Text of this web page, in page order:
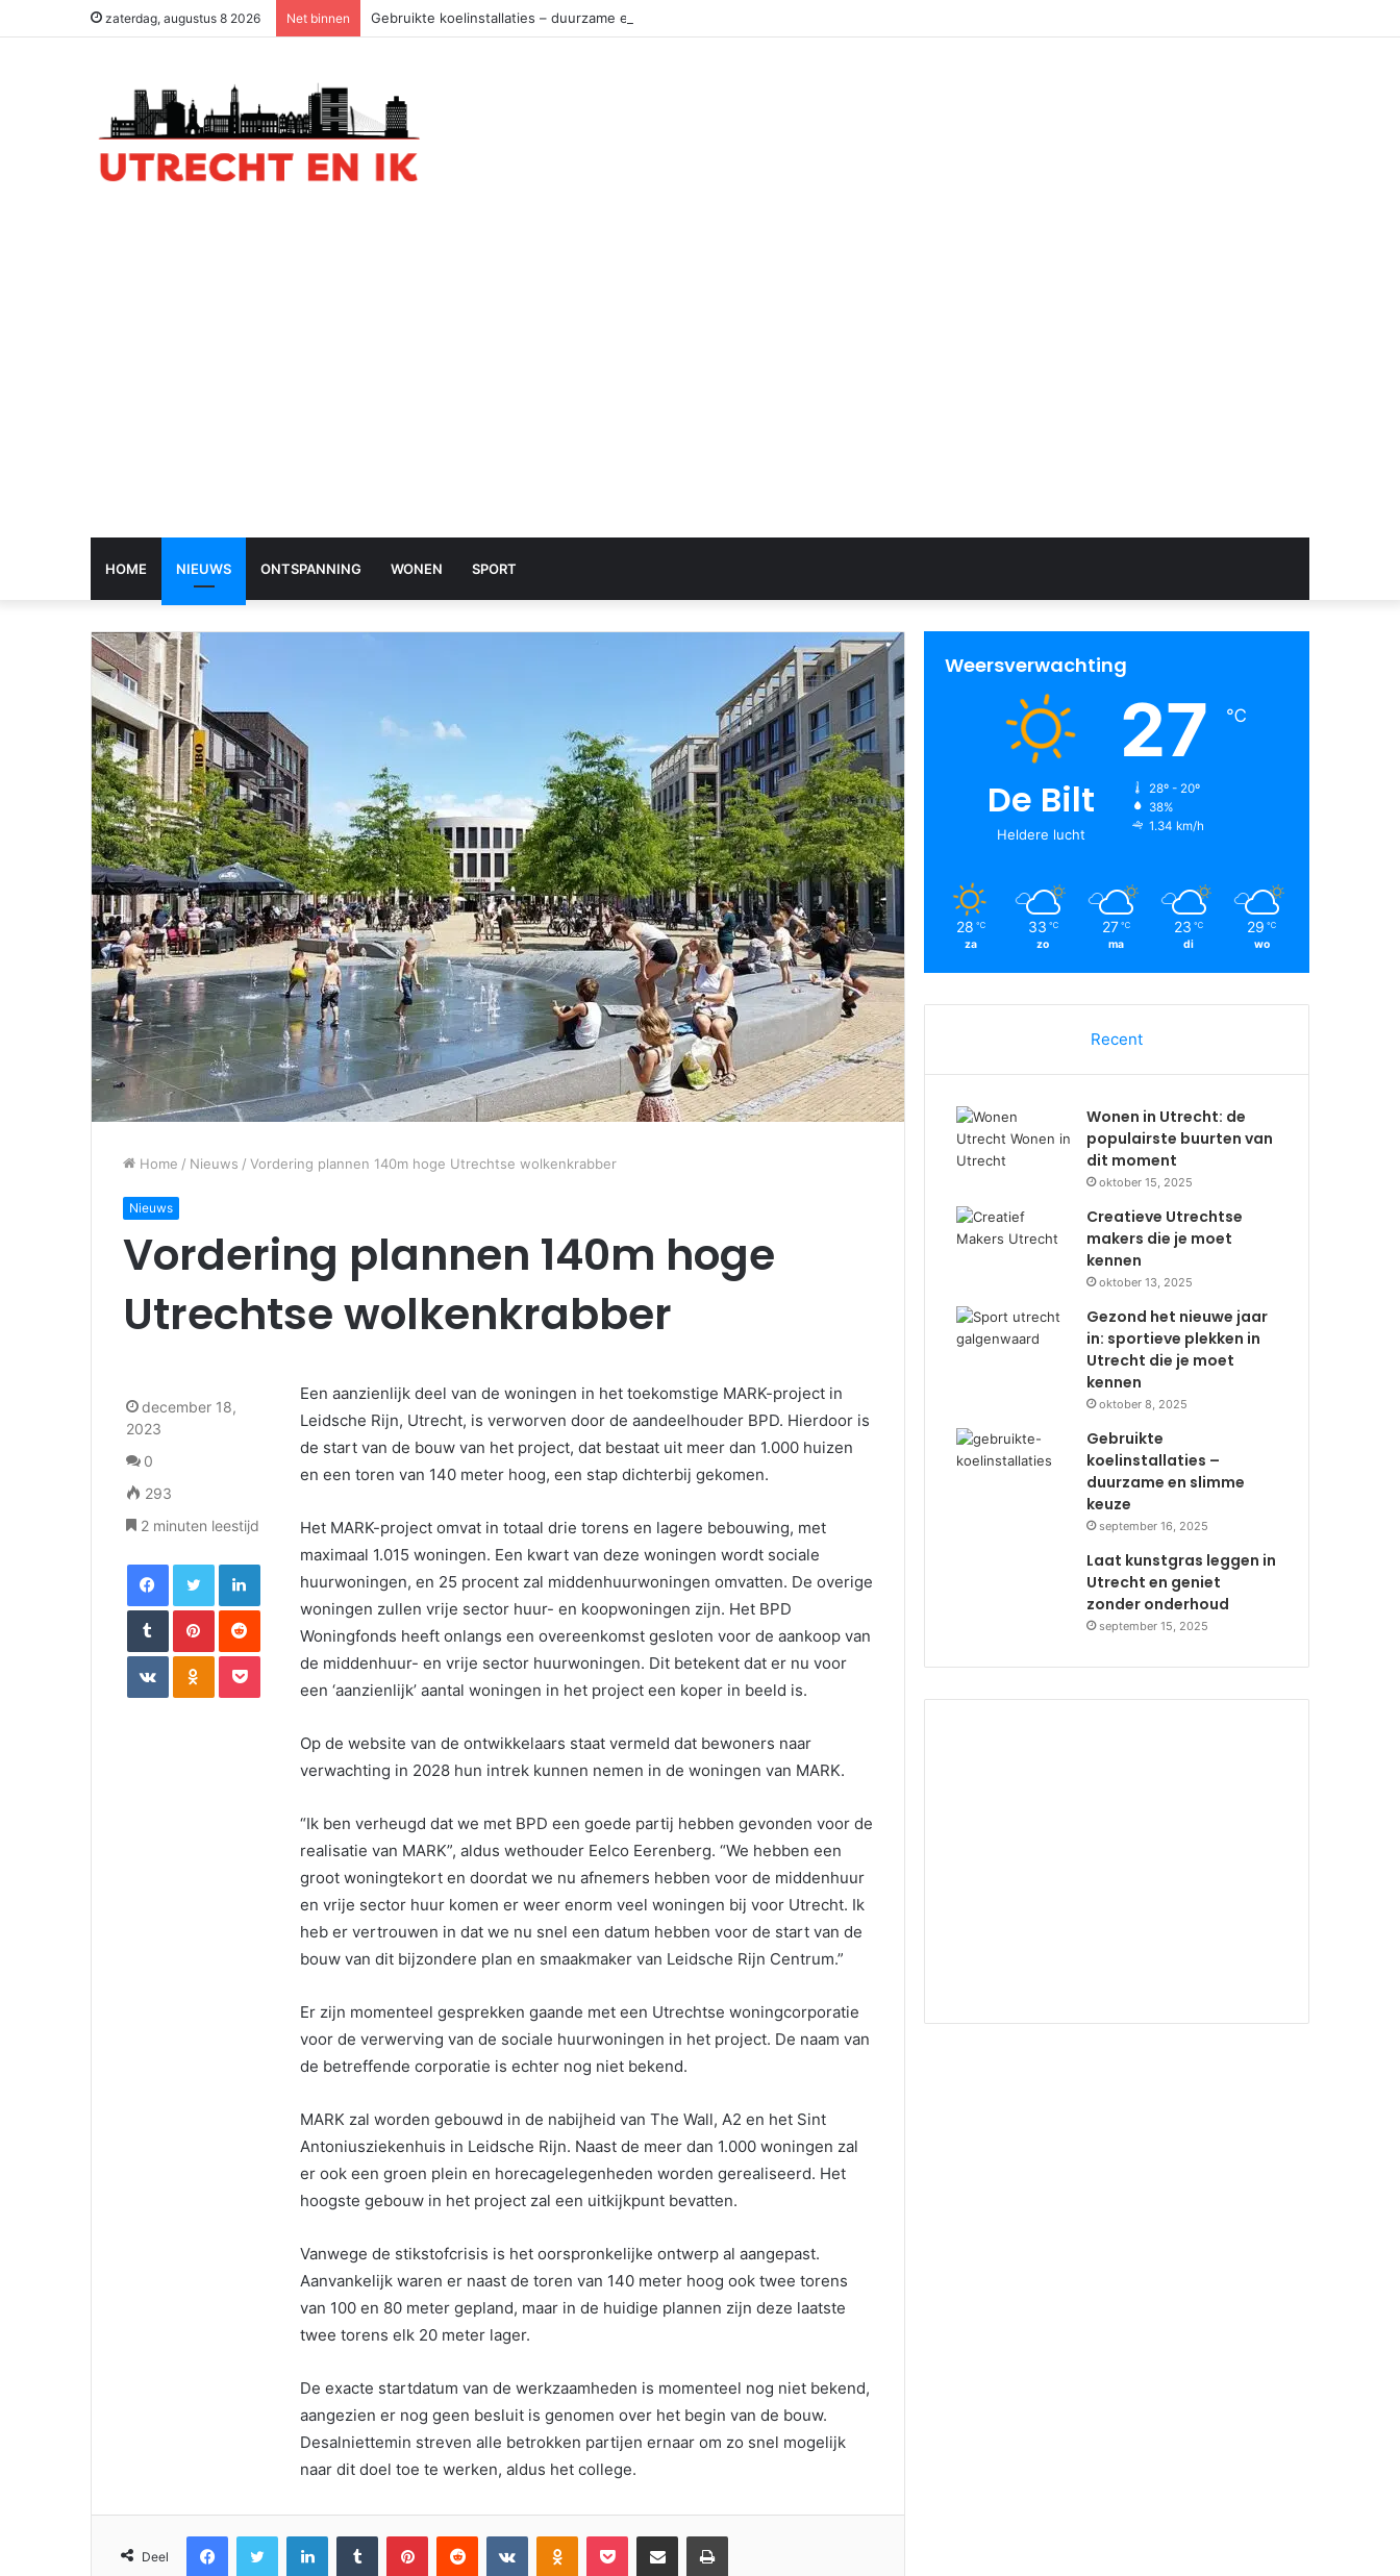
zaterdag, augustus 8 2026 Net binnen Gebruikte koelinstallaties – duurzame en slimme keuze
HOME NIEUWS ONTSPANNING WONEN SPORT
Home / Nieuws / Vordering plannen 140m hoge Utrechtse wolkenkrabber
Nieuws
Vordering plannen 140m hoge
Utrechtse wolkenkrabber
Een aanzienlijk deel van de woningen in het toekomstige MARK-project in
Leidsche Rijn, Utrecht, is verworven door de aandeelhouder BPD. Hierdoor is
de start van de bouw van het project, dat bestaat uit meer dan 1.000 huizen
en een toren van 140 meter hoog, een stap dichterbij gekomen.
Het MARK-project omvat in totaal drie torens en lagere bebouwing, met
maximaal 1.015 woningen. Een kwart van deze woningen wordt sociale
huurwoningen, en 25 procent zal middenhuurwoningen omvatten. De overige
woningen zullen vrije sector huur- en koopwoningen zijn. Het BPD
Woningfonds heeft onlangs een overeenkomst gesloten voor de aankoop van
de middenhuur- en vrije sector huurwoningen. Dit betekent dat er nu voor
een ‘aanzienlijk’ aantal woningen in het project een koper in beeld is.
Op de website van de ontwikkelaars staat vermeld dat bewoners naar
verwachting in 2028 hun intrek kunnen nemen in de woningen van MARK.
“Ik ben verheugd dat we met BPD een goede partij hebben gevonden voor de
realisatie van MARK”, aldus wethouder Eelco Eerenberg. “We hebben een
groot woningtekort en doordat we nu afnemers hebben voor de middenhuur
en vrije sector huur komen er weer enorm veel woningen bij voor Utrecht. Ik
heb er vertrouwen in dat we nu snel een datum hebben voor de start van de
bouw van dit bijzondere plan en smaakmaker van Leidsche Rijn Centrum.”
Er zijn momenteel gesprekken gaande met een Utrechtse woningcorporatie
voor de verwerving van de sociale huurwoningen in het project. De naam van
de betreffende corporatie is echter nog niet bekend.
MARK zal worden gebouwd in de nabijheid van The Wall, A2 en het Sint
Antoniusziekenhuis in Leidsche Rijn. Naast de meer dan 1.000 woningen zal
er ook een groen plein en horecagelegenheden worden gerealiseerd. Het
hoogste gebouw in het project zal een uitkijkpunt bevatten.
Vanwege de stikstofcrisis is het oorspronkelijke ontwerp al aangepast.
Aanvankelijk waren er naast de toren van 140 meter hoog ook twee torens
van 100 en 80 meter gepland, maar in de huidige plannen zijn deze laatste
twee torens elk 20 meter lager.
De exacte startdatum van de werkzaamheden is momenteel nog niet bekend,
aangezien er nog geen besluit is genomen over het begin van de bouw.
Desalniettemin streven alle betrokken partijen ernaar om zo snel mogelijk
naar dit doel toe te werken, aldus het college.
december 18,
2023
0
293
2 minuten leestijd
FacebookTwitterLinkedIn
TumblrPinterestReddit
VKontakteOdnoklassniki
Pocket
Deel
FacebookTwitter LinkedInTumblr PinterestReddit VKontakteOdnoklassniki
Pocket Deel via email Print
Weersverwachting
De Bilt
Heldere lucht
27 ℃
28º - 20º
38%
1.34 km/h
28 ℃
za
33 ℃
zo
27 ℃
ma
23 ℃
di
29 ℃
wo
Recent
Wonen in Utrecht: de
populairste buurten van
dit moment
oktober 15, 2025
Creatieve Utrechtse
makers die je moet
kennen
oktober 13, 2025
Gezond het nieuwe jaar
in: sportieve plekken in
Utrecht die je moet
kennen
oktober 8, 2025
Gebruikte
koelinstallaties –
duurzame en slimme
keuze
september 16, 2025
Laat kunstgras leggen in
Utrecht en geniet
zonder onderhoud
september 15, 2025